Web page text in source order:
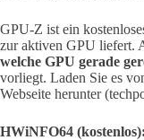
GPU-Z ist ein
zur aktiven GPU liefert.
welche GPU gerade
vorliegt. Laden Sie es
Webseite herunter
HWiNFO64 (kostenlos):